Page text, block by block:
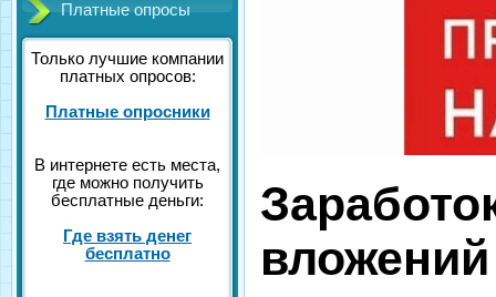
Платные опросы
Только лучшие компании
платных опросов:
Платные опросники
В интернете есть места,
где можно получить
бесплатные деньги:
Где взять денег
бесплатно
вложений